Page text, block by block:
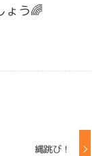
ょう🌈
縄跳び！